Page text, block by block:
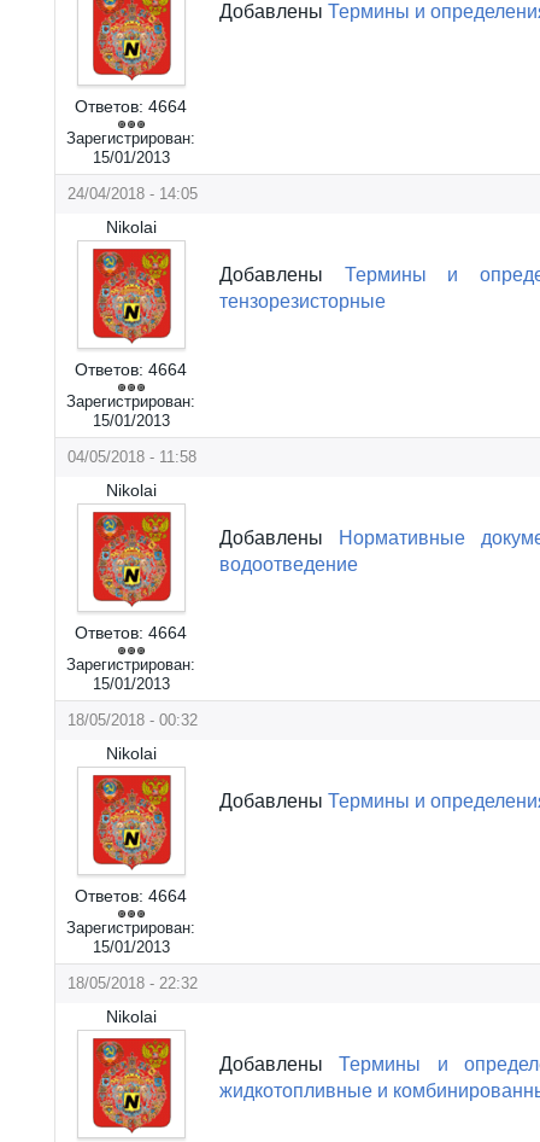
Ответов: 4664
Зарегистрирован:
15/01/2013
Добавлены Термины и
24/04/2018 - 14:05
Nikolai
Ответов: 4664
Зарегистрирован:
15/01/2013
Добавлены Термины и
тензорезисторные
04/05/2018 - 11:58
Nikolai
Ответов: 4664
Зарегистрирован:
15/01/2013
Добавлены
Нормативные
водоотведение
18/05/2018 - 00:32
Nikolai
Ответов: 4664
Зарегистрирован:
15/01/2013
Добавлены Термины и
18/05/2018 - 22:32
Nikolai
ДобавленыТермины и
жидкотопливные и